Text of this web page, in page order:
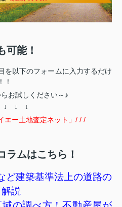
可能！
を以下のフォームに入力するだけ
！
お試しください～♪
↓ ↓
エー土地査定ネット」/ / /
ラムはこちら！
ど建築基準法上の道路の
説